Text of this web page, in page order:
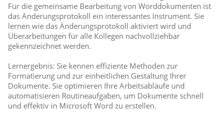
Für die gemeinsame Bearbeitung von Worddokumenten ist
das Änderungsprotokoll ein interessantes Instrument. Sie
lernen wie das Änderungsprotokoll aktiviert wird und
Überarbeitungen für alle Kollegen nachvollziehbar
gekennzeichnet werden.
Lernergebnis: Sie kennen effiziente Methoden zur
Formatierung und zur einheitlichen Gestaltung Ihrer
Dokumente. Sie optimieren Ihre Arbeitsabläufe und
automatisieren Routineaufgaben, um Dokumente schnell
und effektiv in Microsoft Word zu erstellen.